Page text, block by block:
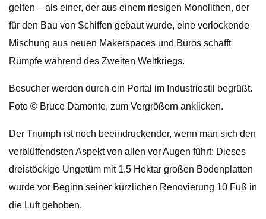
gelten – als einer, der aus einem riesigen Monolithen, der
für den Bau von Schiffen gebaut wurde, eine verlockende
Mischung aus neuen Makerspaces und Büros schafft
Rümpfe während des Zweiten Weltkriegs.
Besucher werden durch ein Portal im Industriestil begrüßt.
Foto © Bruce Damonte, zum Vergrößern anklicken.
Der Triumph ist noch beeindruckender, wenn man sich den
verblüffendsten Aspekt von allen vor Augen führt: Dieses
dreistöckige Ungetüm mit 1,5 Hektar großen Bodenplatten
wurde vor Beginn seiner kürzlichen Renovierung 10 Fuß in
die Luft gehoben.